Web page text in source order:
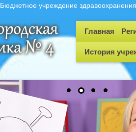
Бюджетное учреждение
Главная
История